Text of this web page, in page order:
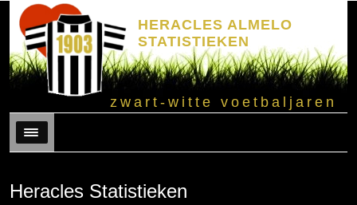
HERACLES ALMELO
STATISTIEKEN
zwart-witte voetbaljaren
Menu
Heracles Statistieken